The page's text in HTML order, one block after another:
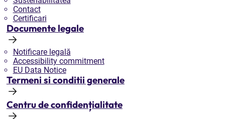
Contact
Certificari
Documente legale
Notificare legală
Accessibility commitment
EU Data Notice
Termeni si conditii generale
Centru de confidențialitate